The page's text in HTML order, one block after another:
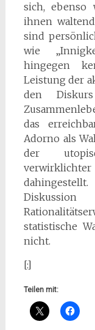
sich,
ihnen
sind
wie
hingegen
Leistung der
den
das
Adorno als
der
statistische
nicht.
[:]
Teilen mit: